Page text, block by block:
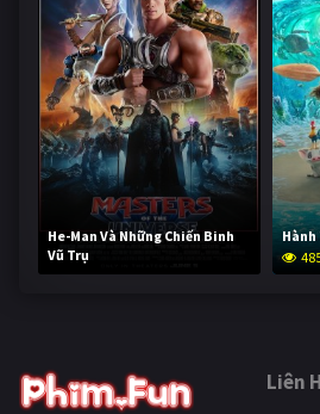
He-Man Và Những Chiến Binh
Vũ Trụ
233,714 lượt xem
Hành
Liên